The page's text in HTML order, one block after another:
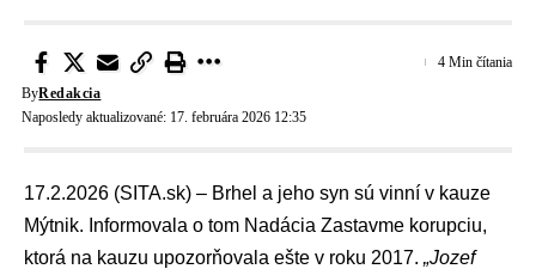
Naposledy aktualizované: 17. februára 2026 12:35
ByRedakcia
4 Min čítania
17.2.2026 (SITA.sk) – Brhel a jeho syn sú vinní v kauze
Mýtnik. Informovala o tom Nadácia Zastavme korupciu,
ktorá na kauzu upozorňovala ešte v roku 2017. „Jozef